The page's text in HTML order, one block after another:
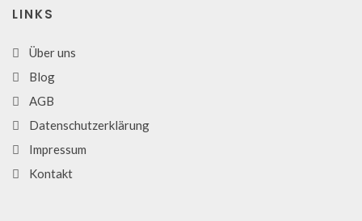
LINKS
Über uns
Blog
AGB
Datenschutzerklärung
Impressum
Kontakt